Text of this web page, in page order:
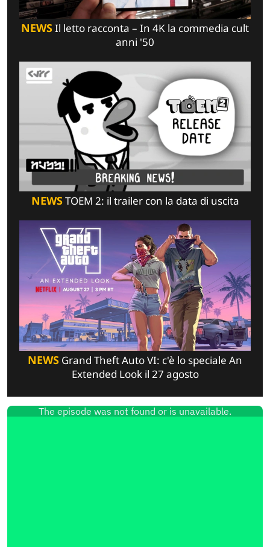
NEWSIl letto racconta – In 4K la commedia cult
anni '50
NEWSTOEM 2: il trailer con la data di uscita
NEWS Grand Theft Auto VI: c'è lo speciale An
Extended Look il 27 agosto